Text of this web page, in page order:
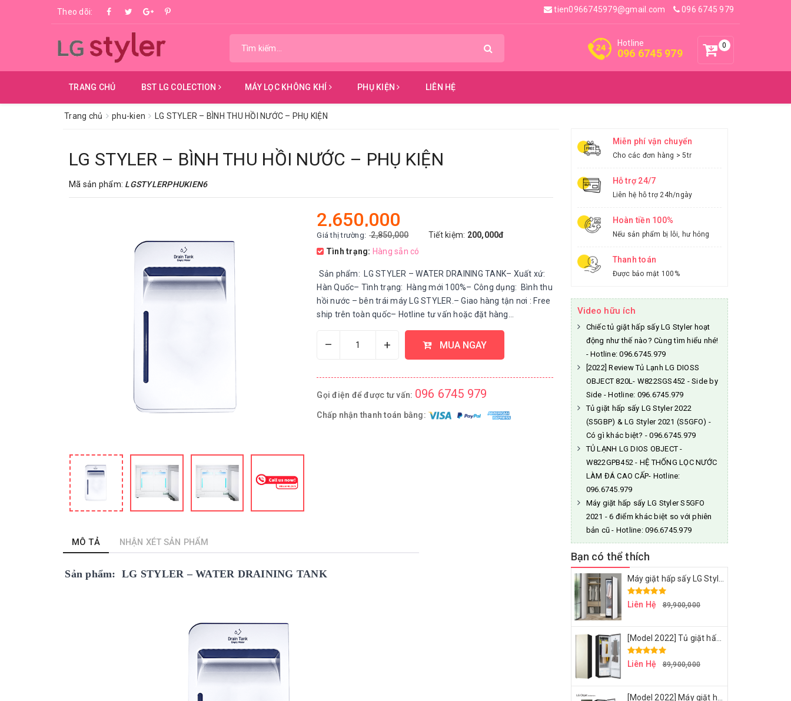
Theo dõi: tien0966745979@gmail.com 096 6745 979
0
Hotline
096 6745 979
TRANG CHỦ BST LG COLECTION MÁY LỌC KHÔNG KHÍ PHỤ KIỆN LIÊN HỆ
Trang chủ phu-kien LG STYLER – BÌNH THU HỒI NƯỚC – PHỤ KIỆN
LG STYLER – BÌNH THU HỒI NƯỚC – PHỤ KIỆN
Mã sản phẩm: LGSTYLERPHUKIEN6
2,650,000
Giá thị trường: 2,850,000 Tiết kiệm: 200,000đ
Tình trạng: Hàng sẵn có
Sản phẩm: LG STYLER – WATER DRAINING TANK– Xuất xứ:
Hàn Quốc– Tình trạng: Hàng mới 100%– Công dụng: Bình thu
hồi nước – bên trái máy LG STYLER.– Giao hàng tận nơi : Free
ship trên toàn quốc– Hotline tư vấn hoặc đặt hàng...
– + MUA NGAY
Gọi điện để được tư vấn: 096 6745 979
Chấp nhận thanh toán bằng:
MÔ TẢ NHẬN XÉT SẢN PHẨM
Sản phẩm: LG STYLER – WATER DRAINING TANK
Miễn phí vận chuyển
Cho các đơn hàng > 5tr
Hỗ trợ 24/7
Liên hệ hỗ trợ 24h/ngày
Hoàn tiền 100%
Nếu sản phẩm bị lỗi, hư hỏng
Thanh toán
Được bảo mật 100%
Video hữu ích
Chiếc tủ giặt hấp sấy LG Styler hoạt
động như thế nào? Cùng tìm hiểu nhé!
- Hotline: 096.6745.979
[2022] Review Tủ Lạnh LG DIOSS
OBJECT 820L- W822SGS452 - Side by
Side - Hotline: 096.6745.979
Tủ giặt hấp sấy LG Styler 2022
(S5GBP) & LG Styler 2021 (S5GFO) -
Có gì khác biệt? - 096.6745.979
TỦ LẠNH LG DIOS OBJECT -
W822GPB452 - HỆ THỐNG LỌC NƯỚC
LÀM ĐÁ CAO CẤP- Hotline:
096.6745.979
Máy giặt hấp sấy LG Styler S5GFO
2021 - 6 điểm khác biệt so với phiên
bản cũ - Hotline: 096.6745.979
Bạn có thể thích
Liên Hệ 89,900,000
[Model 2022] Tủ giặt hấp LG STYLER 2022 - S5BBP - ÁNH TRẮNG NGỌC TRAI SANG TRỌNG
Liên Hệ 89,900,000